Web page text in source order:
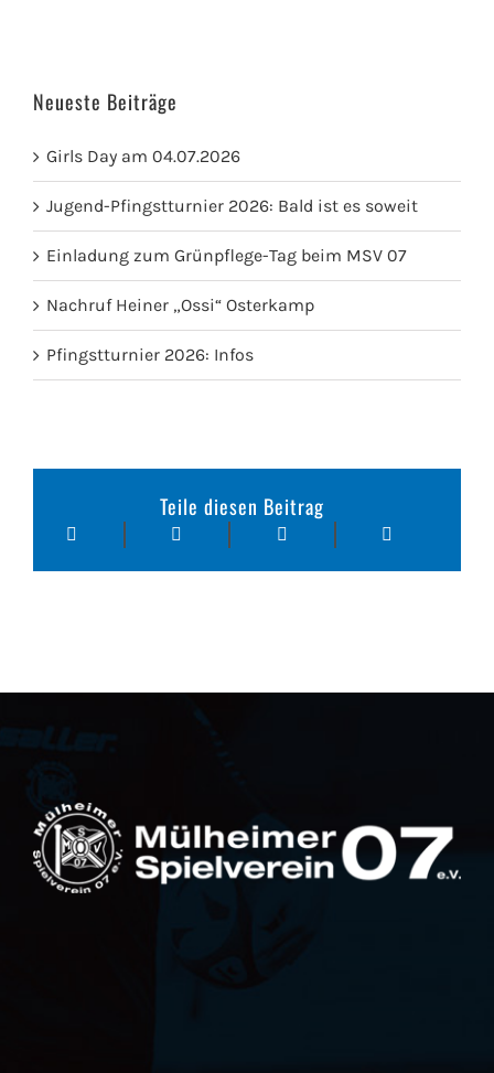
Neueste Beiträge
Girls Day am 04.07.2026
Jugend-Pfingstturnier 2026: Bald ist es soweit
Einladung zum Grünpflege-Tag beim MSV 07
Nachruf Heiner „Ossi“ Osterkamp
Pfingstturnier 2026: Infos
Teile diesen Beitrag